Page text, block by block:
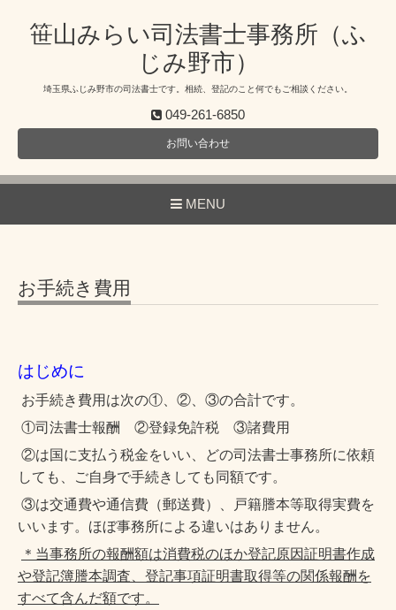
笹山みらい司法書士事務所（ふ
じみ野市）
埼玉県ふじみ野市の司法書士です。相続、登記のこと何でもご相談ください。
049-261-6850
お問い合わせ
MENU
お手続き費用
はじめに
お手続き費用は次の①、②、③の合計です。
①司法書士報酬 ②登録免許税 ③諸費用
②は国に支払う税金をいい 、どの司法書士事務所に依頼
しても、ご自身で手続きしても同額です。
③は交通費や通信費（郵送費）、戸籍謄本等取得実費を
いいます。ほぼ事務所による違いはありません。
＊当事務所の報酬額は消費税のほか登記原因証明書作成
や登記簿謄本調査、登記事項証明書取得等の関係報酬を
すべて含んだ額です。